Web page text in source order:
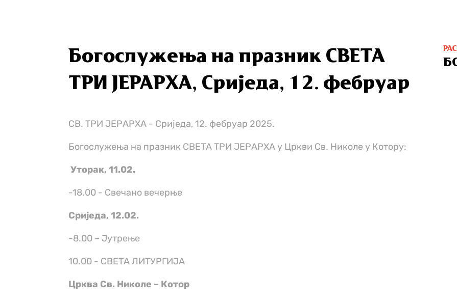
Богослужења на празник СВЕТА
ТРИ ЈЕРАРХА, Сриједа, 12. фебруар
СВ. ТРИ ЈЕРАРХА - Сриједа, 12. фебруар 2025.
Богослужења на празник СВЕТА ТРИ ЈЕРАРХА у Цркви Св. Николе у Котору:
Уторак, 11.02.
-18.00 - Свечано вечерње
Сриједа, 12.02.
-8.00 – Јутрење
10.00 - СВЕТА ЛИТУРГИЈА
Црква Св. Николе – Котор